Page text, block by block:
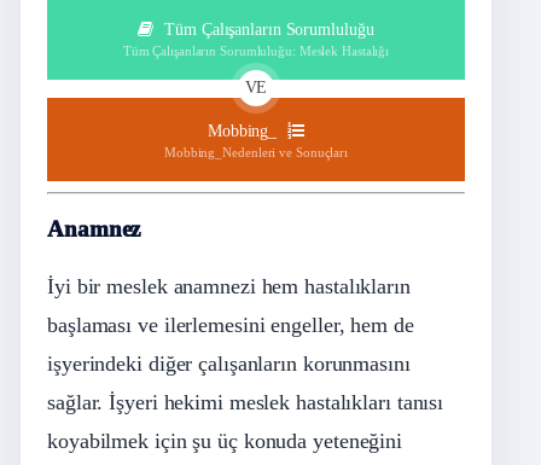
Tüm Çalışanların Sorumluluğu
Tüm Çalışanların Sorumluluğu: Meslek Hastalığı
VE
Mobbing_
Mobbing_Nedenleri ve Sonuçları
Anamnez
İyi bir meslek anamnezi hem hastalıkların
başlaması ve ilerlemesini engeller, hem de
işyerindeki diğer çalışanların korunmasını
sağlar. İşyeri hekimi meslek hastalıkları tanısı
koyabilmek için şu üç konuda yeteneğini